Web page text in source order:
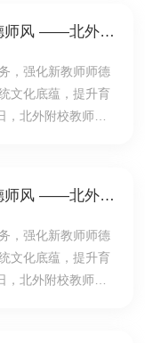
传承师道匠心 涵养师德师风 ——北外附校新教师师德专题研修
，强化新教师师德
文化底蕴，提升育
，北外附校教师发
传承师道匠心 涵养师德师风 ——北外附校新教师师德专题研修
，强化新教师师德
文化底蕴，提升育
北外附校教师发